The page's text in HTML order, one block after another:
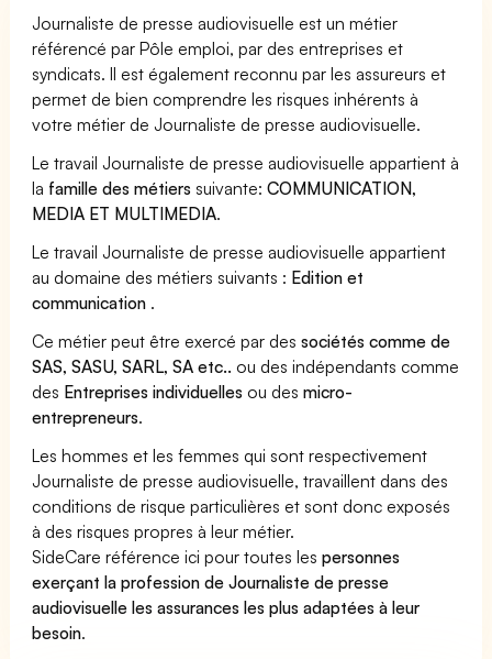
Journaliste de presse audiovisuelle est un métier
référencé par Pôle emploi, par des entreprises et
syndicats. Il est également reconnu par les assureurs et
permet de bien comprendre les risques inhérents à
votre métier de Journaliste de presse audiovisuelle.
Le travail Journaliste de presse audiovisuelle appartient à
la famille des métiers suivante:COMMUNICATION,
MEDIA ET MULTIMEDIA.
Le travail Journaliste de presse audiovisuelle appartient
au domaine des métiers suivants : Edition et
communication .
Ce métier peut être exercé par dessociétés comme de
SAS, SASU, SARL, SA etc.. ou des indépendants comme
des Entreprises individuelles ou desmicro-
entrepreneurs.
Les hommes et les femmes qui sont respectivement
Journaliste de presse audiovisuelle, travaillent dans des
conditions de risque particulières et sont donc exposés
à des risques propres à leur métier.
SideCare référence ici pour toutes lespersonnes
exerçant la profession de Journaliste de presse
audiovisuelle les assurances les plus adaptées à leur
besoin.